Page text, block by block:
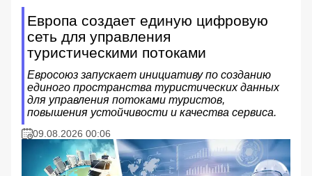
Европа создает единую цифровую
сеть для управления
туристическими потоками
Евросоюз запускает инициативу по созданию
единого пространства туристических данных
для управления потоками туристов,
повышения устойчивости и качества сервиса.
09.08.2026 00:06